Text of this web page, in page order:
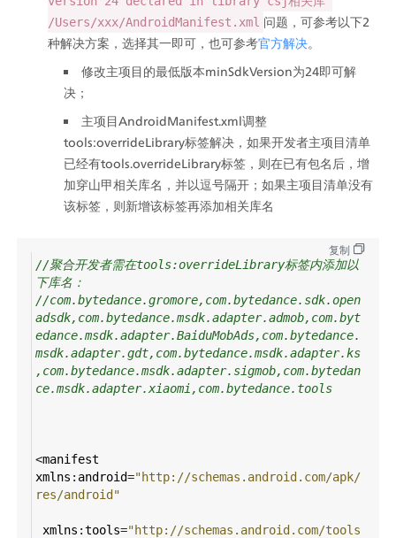
/Users/xxx/AndroidManifest.xml 问题，可参考以下2
种解决方案，选择其一即可，也可参考官方解决。
修改主项目的最低版本minSdkVersion为24即可解
决；
主项目AndroidManifest.xml调整
tools:overrideLibrary标签解决，如果开发者主项目清单
已经有tools.overrideLibrary标签，则在已有包名后，增
加穿山甲相关库名，并以逗号隔开；如果主项目清单没有
该标签，则新增该标签再添加相关库名
复制
//聚合开发者需在tools:overrideLibrary标签内添加以
下库名：
//com.bytedance.gromore,com.bytedance.sdk.open
adsdk,com.bytedance.msdk.adapter.admob,com.byt
edance.msdk.adapter.BaiduMobAds,com.bytedance.
msdk.adapter.gdt,com.bytedance.msdk.adapter.ks
,com.bytedance.msdk.adapter.sigmob,com.bytedan
ce.msdk.adapter.xiaomi,com.bytedance.tools
<manifest
xmlns : android="http://schemas.android.com/apk/
res/android"
xmlns :tools="http://schemas.android.com/tools